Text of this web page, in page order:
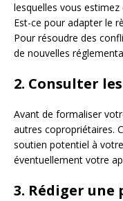
lesquelles vous estimez
Est-ce pour adapter le
Pour résoudre des
de nouvelles
2. Consulter
Avant de formaliser
autres copropriétaires.
soutien potentiel à
éventuellement votre
3. Rédiger